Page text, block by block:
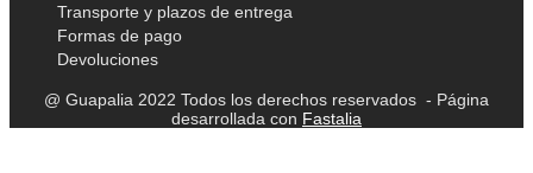
Transporte y plazos de entrega
Formas de pago
Devoluciones
@ Guapalia 2022 Todos los derechos reservados - Página
desarrollada con Fastalia